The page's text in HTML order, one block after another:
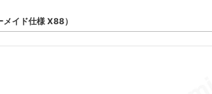
イド仕様 X88）